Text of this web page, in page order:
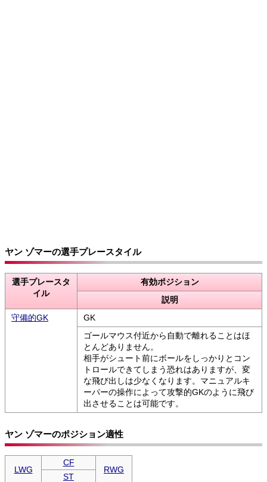
ヤン ゾマーの選手プレースタイル
選手プレースタ
イル
有効ポジション
説明
守備的GK
GK
ゴールマウス付近から自動で離れることはほ
とんどありません。
相手がシュート前にボールをしっかりとコン
トロールできてしまう恐れはありますが、変
な飛び出しは少なくなります。マニュアルキ
ーパーの操作によって攻撃的GKのように飛び
出させることは可能です。
ヤン ゾマーのポジション適性
LWG
CF
RWG
ST